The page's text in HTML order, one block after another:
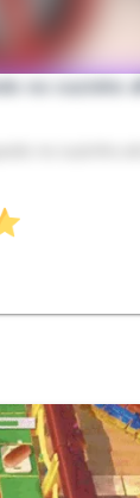
no cuzinho 🍆